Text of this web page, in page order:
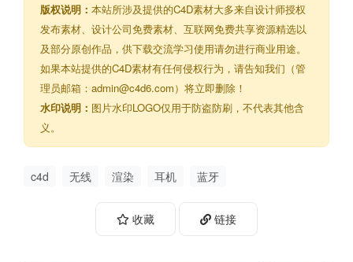
版权说明： 本站所涉及提供的C4D素材大多来自设计师授权
发布素材、设计公司免费素材、互联网免费共享资源精选以
及部分原创作品，供下载交流学习使用请勿进行商业用途。
如果本站提供的C4D素材有任何侵权行为，请告知我们（管
理员邮箱：admin@c4d6.com）将立即删除！
水印说明： 图片水印LOGO仅用于防盗防刷，不代表其他含
义。
c4d 无线 渲染 耳机 蓝牙
收藏 链接